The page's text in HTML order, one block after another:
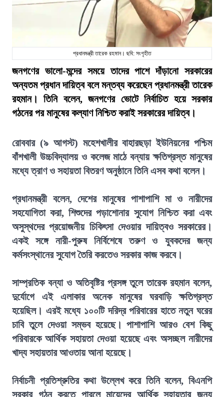
প্রধানমন্ত্রী তারেক রহমান। ছবি: সংগৃহীত
জনগণের ভালো-মন্দের সময়ে তাদের পাশে দাঁড়ানো সরকারের
অন্যতম প্রধান দায়িত্ব বলে মন্তব্য করেছেন প্রধানমন্ত্রী তারেক
রহমান। তিনি বলেন, জনগণের ভোটে নির্বাচিত হয়ে সরকার
গঠনের পর মানুষের কল্যাণ নিশ্চিত করাই সরকারের দায়িত্ব।
রোববার (৯ আগস্ট) মহেশখালীর বাহারছড়া ইউনিয়নের পশ্চিম
বাঁশখালী উচ্চবিদ্যালয় ও কলেজ মাঠে বন্যায় ক্ষতিগ্রস্ত মানুষের
মধ্যে ত্রাণ ও সহায়তা বিতরণ অনুষ্ঠানে তিনি এসব কথা বলেন।
প্রধানমন্ত্রী বলেন, দেশের মানুষের পাশাপাশি মা ও নারীদের
সহযোগিতা করা, শিশুদের পড়াশোনার সুযোগ নিশ্চিত করা এবং
অসুস্থদের প্রয়োজনীয় চিকিৎসা দেওয়ার দায়িত্বও সরকারের।
একই সঙ্গে নারী-পুরুষ নির্বিশেষে তরুণ ও যুবকদের জন্য
কর্মসংস্থানের সুযোগ তৈরি করতেও সরকার কাজ করবে।
সাম্প্রতিক বন্যা ও অতিবৃষ্টির প্রসঙ্গ তুলে তারেক রহমান বলেন,
দুর্যোগে এই এলাকার অনেক মানুষের ঘরবাড়ি ক্ষতিগ্রস্ত
হয়েছিল। এরই মধ্যে ১০০টি দরিদ্র পরিবারের হাতে নতুন ঘরের
চাবি তুলে দেওয়া সম্ভব হয়েছে। পাশাপাশি আরও বেশ কিছু
পরিবারকে আর্থিক সহায়তা দেওয়া হয়েছে এবং অসচ্ছল নারীদের
খাদ্য সহায়তার আওতায় আনা হয়েছে।
নির্বাচনী প্রতিশ্রুতির কথা উল্লেখ করে তিনি বলেন, বিএনপি
সরকার গঠন করতে পারলে মায়েদের আর্থিক সহায়তার জন্য